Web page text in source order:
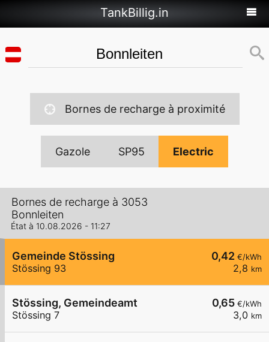
TankBillig.in
Bornes de recharge à proximité
Gazole SP95 Electric
Bornes de recharge à 3053
Bonnleiten
État à 10.08.2026 - 11:27
0,42 €/kWh
2,8 km
Gemeinde Stössing
Stössing 93
0,65 €/kWh
3,0 km
Stössing, Gemeindeamt
Stössing 7